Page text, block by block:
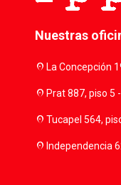
Nuestras
location_onLa Concepción
location_onPrat 887, piso 5
location_onTucapel 564,
location_onIndependencia